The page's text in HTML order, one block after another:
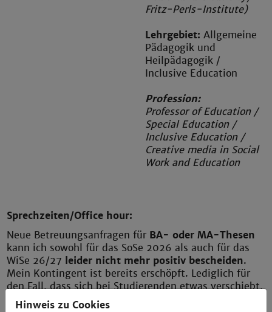
Fritz-Perls-Institute)
Lehrgebiet: Allgemeine
Pädagogik und
Heilpädagogik /
Inclusive Education
Profession:
Professor of Education /
Special Education /
Inclusive Education /
Creative media in Social
Work and Education
Sprechzeiten/Office hour:
Neue Betreuungsanfragen für BA- oder MA-Thesen
kann ich sowohl für das SoSe 2026 als auch für das
WiSe 26/27 leider nicht mehr positiv bescheiden.
Mein Kontingent ist bereits erschöpft. Lediglich für
den Fall, dass sich bei Studierenden etwas verschiebt,
werden Kapazitäten wieder frei.
Hinweis zu Cookies